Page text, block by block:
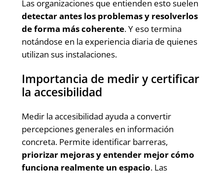
Las organizaciones que entienden esto suelen
detectar antes los problemas y resolverlos
de forma más coherente. Y eso termina
notándose en la experiencia diaria de quienes
utilizan sus instalaciones.
Importancia de medir y certificar
la accesibilidad
Medir la accesibilidad ayuda a convertir
percepciones generales en información
concreta. Permite identificar barreras,
priorizar mejoras y entender mejor cómo
funciona realmente un espacio. Las